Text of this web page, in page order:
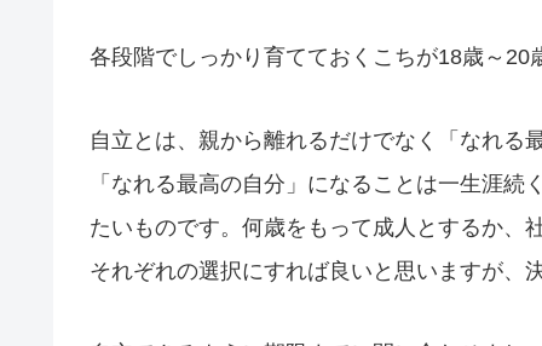
各段階でしっかり育てておくこちが18歳～20
自立とは、親から離れるだけでなく「なれる
「なれる最高の自分」になることは一生涯
たいものです。何歳をもって成人とするか、
それぞれの選択にすれば良いと思いますが、